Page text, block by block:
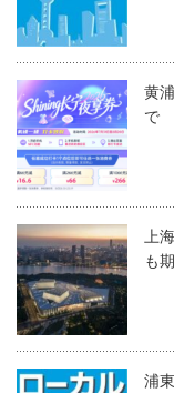
黄
で
上
も
浦